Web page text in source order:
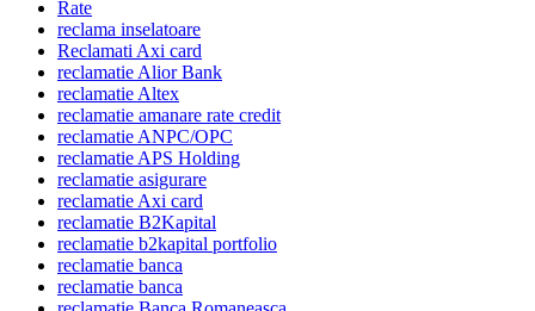
Rate
reclama inselatoare
Reclamati Axi card
reclamatie Alior Bank
reclamatie Altex
reclamatie amanare rate credit
reclamatie ANPC/OPC
reclamatie APS Holding
reclamatie asigurare
reclamatie Axi card
reclamatie B2Kapital
reclamatie b2kapital portfolio
reclamatie banca
reclamatie banca